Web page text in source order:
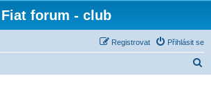
Fiat forum - club
Přihlásit se
Registrovat